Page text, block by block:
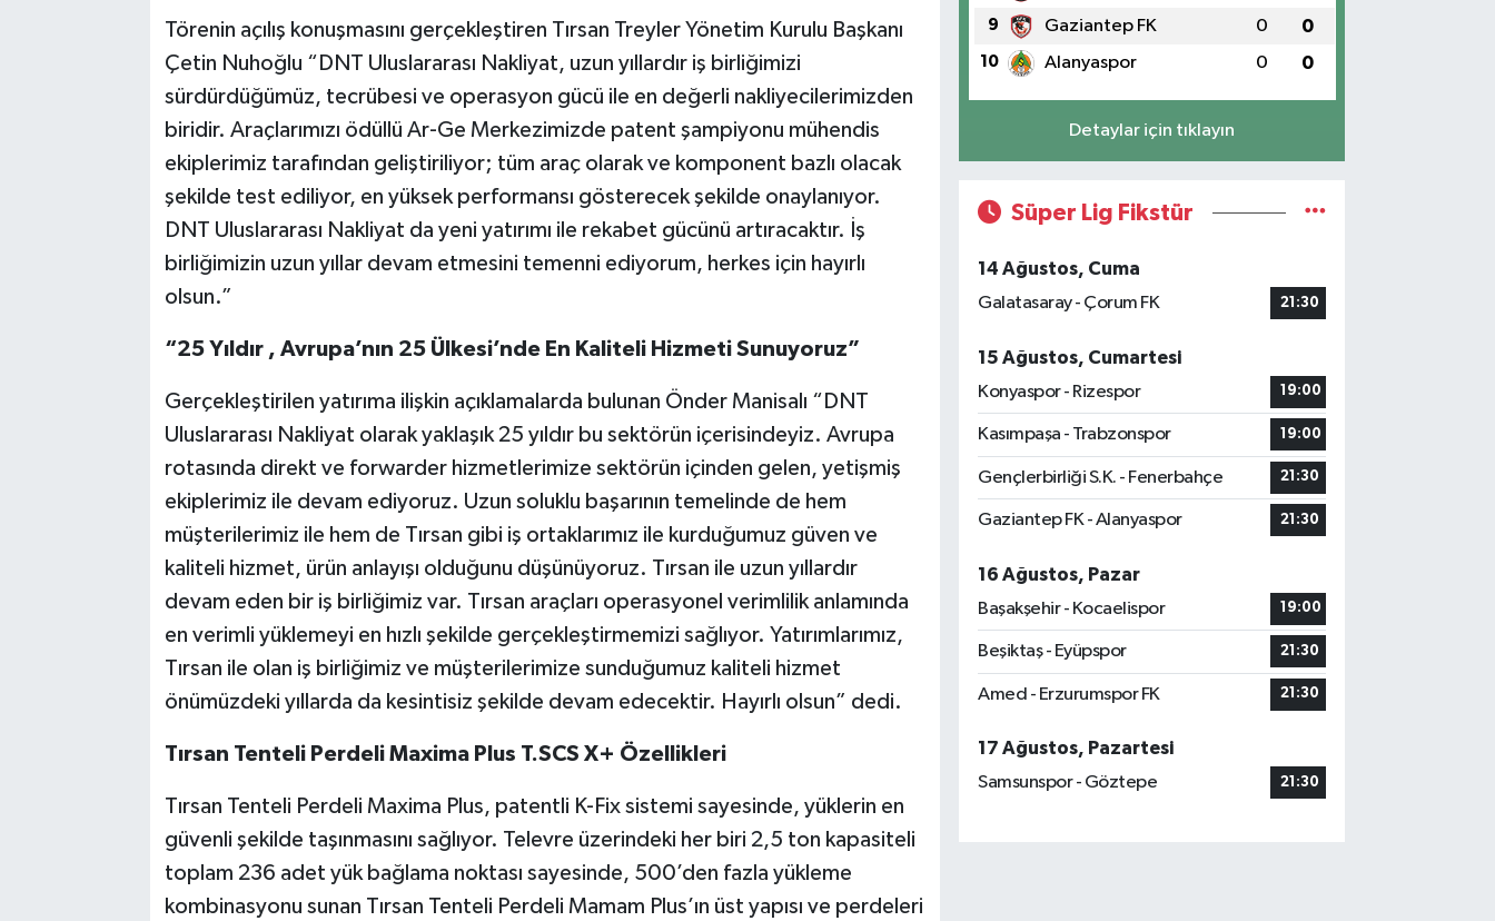
Törenin açılış konuşmasını gerçekleştiren Tırsan Treyler Yönetim Kurulu Başkanı
Çetin Nuhoğlu “DNT Uluslararası Nakliyat, uzun yıllardır iş birliğimizi
sürdürdüğümüz, tecrübesi ve operasyon gücü ile en değerli nakliyecilerimizden
biridir. Araçlarımızı ödüllü Ar-Ge Merkezimizde patent şampiyonu mühendis
ekiplerimiz tarafından geliştiriliyor; tüm araç olarak ve komponent bazlı olacak
şekilde test ediliyor, en yüksek performansı gösterecek şekilde onaylanıyor.
DNT Uluslararası Nakliyat da yeni yatırımı ile rekabet gücünü artıracaktır. İş
birliğimizin uzun yıllar devam etmesini temenni ediyorum, herkes için hayırlı
olsun.”
“25 Yıldır , Avrupa’nın 25 Ülkesi’nde En Kaliteli Hizmeti Sunuyoruz”
Gerçekleştirilen yatırıma ilişkin açıklamalarda bulunan Önder Manisalı “DNT
Uluslararası Nakliyat olarak yaklaşık 25 yıldır bu sektörün içerisindeyiz. Avrupa
rotasında direkt ve forwarder hizmetlerimize sektörün içinden gelen, yetişmiş
ekiplerimiz ile devam ediyoruz. Uzun soluklu başarının temelinde de hem
müşterilerimiz ile hem de Tırsan gibi iş ortaklarımız ile kurduğumuz güven ve
kaliteli hizmet, ürün anlayışı olduğunu düşünüyoruz. Tırsan ile uzun yıllardır
devam eden bir iş birliğimiz var. Tırsan araçları operasyonel verimlilik anlamında
en verimli yüklemeyi en hızlı şekilde gerçekleştirmemizi sağlıyor. Yatırımlarımız,
Tırsan ile olan iş birliğimiz ve müşterilerimize sunduğumuz kaliteli hizmet
önümüzdeki yıllarda da kesintisiz şekilde devam edecektir. Hayırlı olsun” dedi.
Tırsan Tenteli Perdeli Maxima Plus T.SCS X+ Özellikleri
Tırsan Tenteli Perdeli Maxima Plus, patentli K-Fix sistemi sayesinde, yüklerin en
güvenli şekilde taşınmasını sağlıyor. Televre üzerindeki her biri 2,5 ton kapasiteli
toplam 236 adet yük bağlama noktası sayesinde, 500’den fazla yükleme
kombinasyonu sunan Tırsan Tenteli Perdeli Mamam Plus’ın üst yapısı ve perdeleri
9 Gaziantep FK 0 0
10 Alanyaspor 0 0
Detaylar için tıklayın
Süper Lig Fikstür
14 Ağustos, Cuma
Galatasaray - Çorum FK
21:30
15 Ağustos, Cumartesi
Konyaspor - Rizespor
19:00
Kasımpaşa - Trabzonspor 19:00
Gençlerbirliği S.K. - Fenerbahçe 21:30
Gaziantep FK - Alanyaspor 21:30
16 Ağustos, Pazar
Başakşehir - Kocaelispor
19:00
Beşiktaş - Eyüpspor 21:30
Amed - Erzurumspor FK 21:30
17 Ağustos, Pazartesi
Samsunspor - Göztepe
21:30